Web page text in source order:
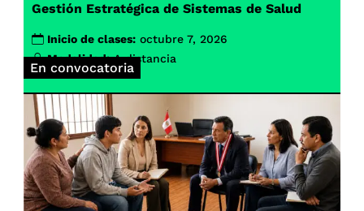
En convocatoria
Gestión Estratégica de Sistemas de Salud
Inicio de clases: octubre 7, 2026
Modalidad: A distancia